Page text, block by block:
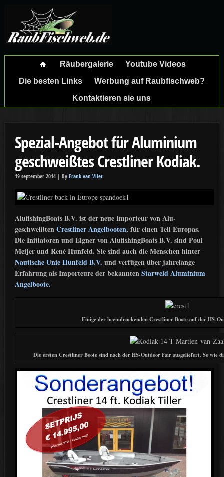
Räubergalerie
Youtube Videos
Die besten Links
Werbung auf Raubfischweb?
Kontaktieren sie uns
Spezial-Angebot für Aluminium
geschweißtes Crestliner Kodiak.
19 september 2014 | By Frank van Vliet
AlufishingBoats B.V. ist der neue Importeur von Alu-
geschweißtenCrestliner Angelbooten, für einen Teil Europas.
Die Initiatoren und Eigner von AlufishingBoats B.V. sind Poul
Meijer und René Hunfeld. Sie sind auch die Menschen hinter
Nautische Unie Hunfeld B.V. und verfügen über jahrelange
Erfahrung als Importeure der bekanntenStarweld Aluminium
Angelboote.
Einige der beeindruckenden Crestliner Boote auf der HS-
Die ersten Crestliner Boote sind nach der HS-Outdoor Fair ausgeliefert. So wie